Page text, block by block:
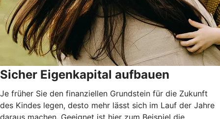
Sicher Eigenkapital aufbauen
Je früher Sie den finanziellen Grundstein für die Zukunft
des Kindes legen, desto mehr lässt sich im Lauf der Jahre